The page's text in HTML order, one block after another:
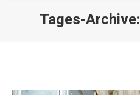
Tages-Archive: